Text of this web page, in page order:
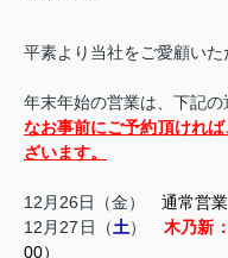
平素より当社をご愛顧いた
年末年始の営業は、下記の
なお事前にご予約頂けれ
ざいます。
12月26日（金） 通常営
12月27日（土） 木乃新：
00）